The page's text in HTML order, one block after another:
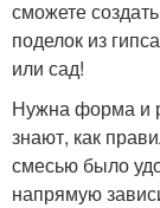
сможете
поделок из
или сад!
Нужна форма и
знают, как
смесью было
напрямую